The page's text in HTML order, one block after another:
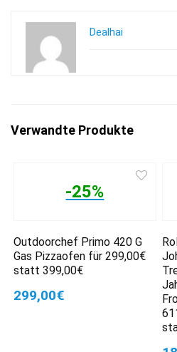
Dealhai
Verwandte Produkte
-25%
Outdoorchef Primo 420 G
Gas Pizzaofen für 299,00€
statt 399,00€
299,00€